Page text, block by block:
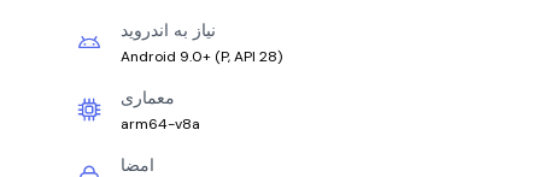
نیاز به اندروید
Android 9.0+ (P, API 28)
معماری
arm64-v8a
امضا